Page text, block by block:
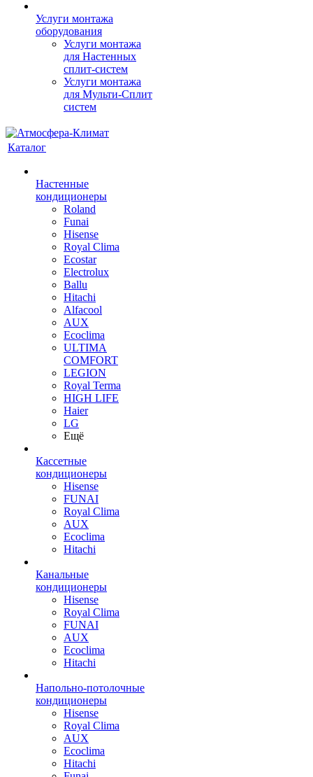
Услуги монтажа
оборудования
Услуги монтажа
для Настенных
сплит-систем
Услуги монтажа
для Мульти-Сплит
систем
Каталог
Настенные
кондиционеры
Roland
Funai
Hisense
Royal Clima
Ecostar
Electrolux
Ballu
Hitachi
Alfacool
AUX
Ecoclima
ULTIMA
COMFORT
LEGION
Royal Terma
HIGH LIFE
Haier
LG
Ещё
Кассетные
кондиционеры
Hisense
FUNAI
Royal Clima
AUX
Ecoclima
Hitachi
Канальные
кондиционеры
Hisense
Royal Clima
FUNAI
AUX
Ecoclima
Hitachi
Напольно-потолочные
кондиционеры
Hisense
Royal Clima
AUX
Ecoclima
Hitachi